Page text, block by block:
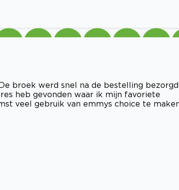
broek werd snel na de bestelling bezorgd
heb gevonden waar ik mijn favoriete
veel gebruik van emmys choice te